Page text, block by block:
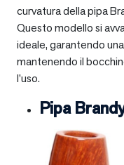
curvatura della pipa
Questo modello si
ideale, garantendo
mantenendo il
l’uso.
Pipa